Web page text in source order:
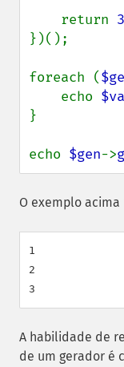
    return
3
})();
foreach (
    echo
}
echo $gen->
O exemplo acima
1
2
A habilidade de
de um gerador é